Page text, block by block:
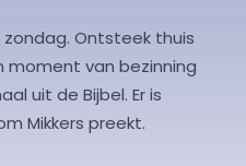
Ontsteek thuis
moment van bezinning
uit de Bijbel. Er is
Mikkers preekt.